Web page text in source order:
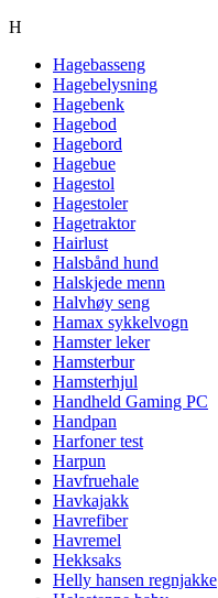
H
Hagebasseng
Hagebelysning
Hagebenk
Hagebod
Hagebord
Hagebue
Hagestol
Hagestoler
Hagetraktor
Hairlust
Halsbånd hund
Halskjede menn
Halvhøy seng
Hamax sykkelvogn
Hamster leker
Hamsterbur
Hamsterhjul
Handheld Gaming PC
Handpan
Harfoner test
Harpun
Havfruehale
Havkajakk
Havrefiber
Havremel
Hekksaks
Helly hansen regnjakke